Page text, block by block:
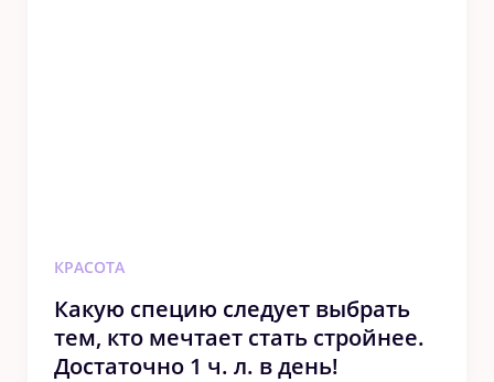
КРАСОТА
Какую специю следует выбрать
тем, кто мечтает стать стройнее.
Достаточно 1 ч. л. в день!